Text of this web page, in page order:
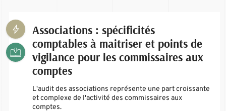
Associations : spécificités
comptables à maitriser et points de
vigilance pour les commissaires aux
comptes
L'audit des associations représente une part croissante
et complexe de l'activité des commissaires aux
comptes.